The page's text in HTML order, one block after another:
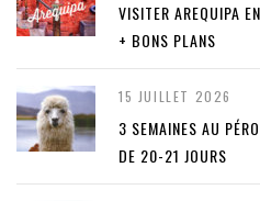
VISITER AREQUIPA
+ BONS PLANS
15 JUILLET 2026
3 SEMAINES AU
DE 20-21 JOURS